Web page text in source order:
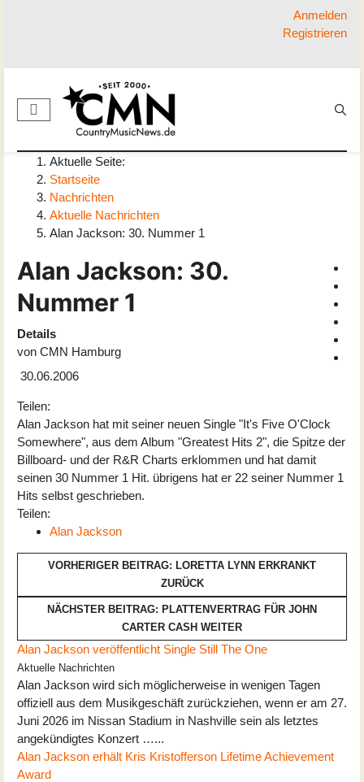
Anmelden
Registrieren
Aktuelle Seite:
Startseite
Nachrichten
Aktuelle Nachrichten
Alan Jackson: 30. Nummer 1
Alan Jackson: 30.
Nummer 1
Details
von CMN Hamburg
30.06.2006
Teilen:
Alan Jackson hat mit seiner neuen Single "It's Five O'Clock
Somewhere", aus dem Album "Greatest Hits 2", die Spitze der
Billboard- und der R&R Charts erklommen und hat damit
seinen 30 Nummer 1 Hit. übrigens hat er 22 seiner Nummer 1
Hits selbst geschrieben.
Teilen:
Alan Jackson
VORHERIGER BEITRAG: LORETTA LYNN ERKRANKT
ZURÜCK
NÄCHSTER BEITRAG: PLATTENVERTRAG FÜR JOHN
CARTER CASH WEITER
Alan Jackson veröffentlicht Single Still The One
Aktuelle Nachrichten
Alan Jackson wird sich möglicherweise in wenigen Tagen
offiziell aus dem Musikgeschäft zurückziehen, wenn er am 27.
Juni 2026 im Nissan Stadium in Nashville sein als letztes
angekündigtes Konzert …...
Alan Jackson erhält Kris Kristofferson Lifetime Achievement
Award